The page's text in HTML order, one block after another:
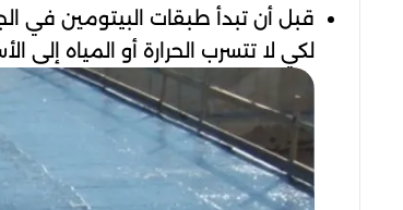
قبل أن تبدأ طبقات البيتومين في
لكي لا تتسرب الحرارة أو المياه إلى